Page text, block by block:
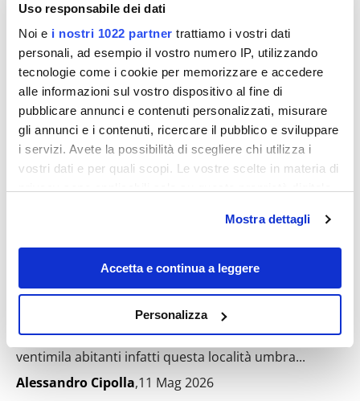
Uso responsabile dei dati
Noi e i nostri 1022 partner trattiamo i vostri dati
personali, ad esempio il vostro numero IP, utilizzando
tecnologie come i cookie per memorizzare e accedere
alle informazioni sul vostro dispositivo al fine di
pubblicare annunci e contenuti personalizzati, misurare
gli annunci e i contenuti, ricercare il pubblico e sviluppare
i servizi. Avete la possibilità di scegliere chi utilizza i
vostri dati e per quali scopi. Le vostre scelte in materia di
modificare o revocare il proprio consenso in qualsiasi
momento dalla Dichiarazione sui cookie o facendo clic
sull'icona di attivazione della privacy.
raccogliere informazioni sulla tua posizione
geografica, con un'approssimazione di qualche
metro,
Identificare il tuo dispositivo, scansionandolo
Mostra dettagli
Accetta e continua a leggere
Personalizza
Destinazioni
Non è solo un borgo, è un labirinto di
calcare bianco: in Umbria c’è la sentinella
silenziosa che domina la valle
Corciano più che un borgo è una cittadina. Con oltre
ventimila abitanti infatti questa località umbra...
Alessandro Cipolla,11 Mag 2026